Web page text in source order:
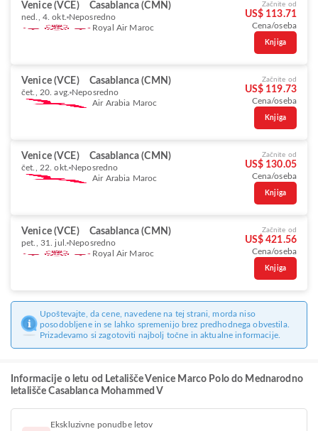
Venice (VCE) Casablanca (CMN)
ned., 4. okt. Neposredno
Royal Air Maroc
Začnite od
US$ 113.71
Cena/oseba
Knjiga
Venice (VCE) Casablanca (CMN)
čet., 20. avg. Neposredno
Air Arabia Maroc
Začnite od
US$ 119.73
Cena/oseba
Knjiga
Venice (VCE) Casablanca (CMN)
čet., 22. okt. Neposredno
Air Arabia Maroc
Začnite od
US$ 130.05
Cena/oseba
Knjiga
Venice (VCE) Casablanca (CMN)
pet., 31. jul.
Neposredno
Royal Air Maroc
Začnite od
US$ 421.56
Cena/oseba
Knjiga
Upoštevajte, da cene, navedene na tej strani, morda niso
posodobljene in se lahko spremenijo brez predhodnega obvestila.
Prizadevamo si zagotoviti najbolj točne in aktualne informacije.
Informacije o letu od Letališče Venice Marco Polo do Mednarodno
letališče Casablanca Mohammed V
Ekskluzivne ponudbe letov